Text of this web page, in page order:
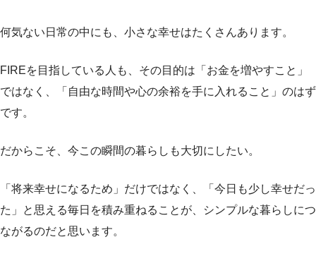
何気ない日常の中にも、小さな幸せはたくさんあります。
FIREを目指している人も、その目的は「お金を増やすこと」
ではなく、「自由な時間や心の余裕を手に入れること」のはず
です。
だからこそ、今この瞬間の暮らしも大切にしたい。
「将来幸せになるため」だけではなく、「今日も少し幸せだっ
た」と思える毎日を積み重ねることが、シンプルな暮らしにつ
ながるのだと思います。